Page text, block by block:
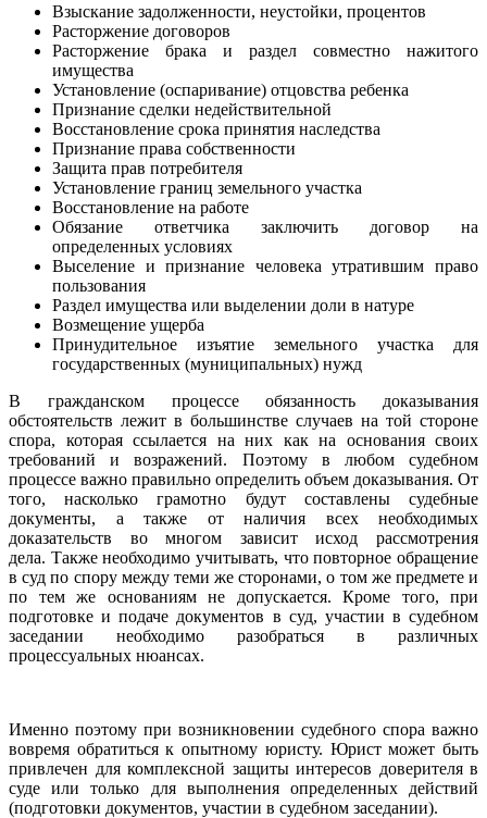
Взыскание задолженности, неустойки, процентов
Расторжение договоров
Расторжение брака и раздел совместно нажитого
имущества
Установление (оспаривание) отцовства ребенка
Признание сделки недействительной
Восстановление срока принятия наследства
Признание права собственности
Защита прав потребителя
Установление границ земельного участка
Восстановление на работе
Обязание ответчика заключить договор на
определенных условиях
Выселение и признание человека утратившим право
пользования
Раздел имущества или выделении доли в натуре
Возмещение ущерба
Принудительное изъятие земельного участка для
государственных (муниципальных) нужд
В гражданском процессе обязанность доказывания
обстоятельств лежит в большинстве случаев на той стороне
спора, которая ссылается на них как на основания своих
требований и возражений. Поэтому в любом судебном
процессе важно правильно определить объем доказывания. От
того, насколько грамотно будут составлены судебные
документы, а также от наличия всех необходимых
доказательств во многом зависит исход рассмотрения
дела. Также необходимо учитывать, что повторное обращение
в суд по спору между теми же сторонами, о том же предмете и
по тем же основаниям не допускается. Кроме того, при
подготовке и подаче документов в суд, участии в судебном
заседании необходимо разобраться в различных
процессуальных нюансах.
Именно поэтому при возникновении судебного спора важно
вовремя обратиться к опытному юристу. Юрист может быть
привлечен для комплексной защиты интересов доверителя в
суде или только для выполнения определенных действий
(подготовки документов, участии в судебном заседании).